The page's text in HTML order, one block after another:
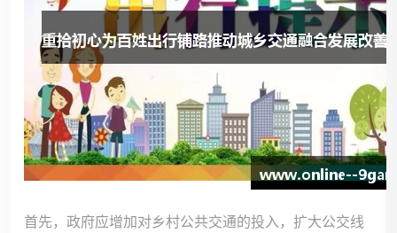
首先，政府应增加对乡村公共交通的投入，扩大公交线